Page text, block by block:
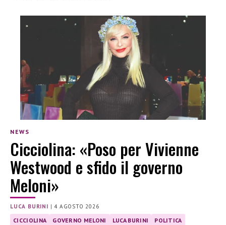
NEWS
Cicciolina: «Poso per Vivienne
Westwood e sfido il governo
Meloni»
LUCA BURINI |4 AGOSTO 2026
CICCIOLINA GOVERNO MELONI LUCA BURINI
POLITICA